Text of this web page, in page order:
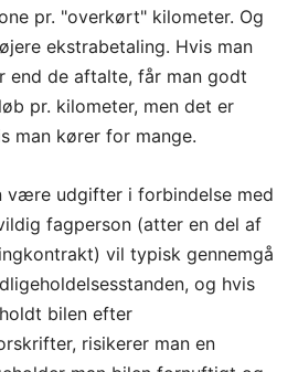
pr. "overkørt" kilometer. Og
ekstrabetaling. Hvis man
de aftalte, får man godt
pr. kilometer, men det er
man kører for mange.
være udgifter i forbindelse med
fagperson (atter en del af
vil typisk gennemgå
og hvis
bilen efter
risikerer man en